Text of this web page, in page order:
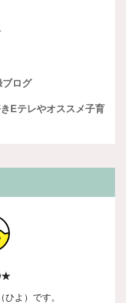
ブログ
Eテレやオススメ子育
よ）です。